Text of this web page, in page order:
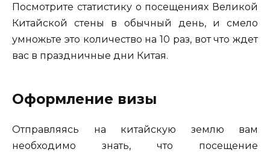
Посмотрите статистику о посещениях Великой
Китайской стены в обычный день, и смело
умножьте это количество на 10 раз, вот что ждет
вас в праздничные дни Китая.
Оформление визы
Отправляясь на китайскую землю вам
необходимо знать, что посещение